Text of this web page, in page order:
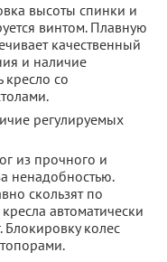
высоты спинки и
винтом. Плавную
качественный
и наличие
кресло со
регулируемых
из прочного и
ненадобностью.
скользят по
автоматически
Блокировку колес